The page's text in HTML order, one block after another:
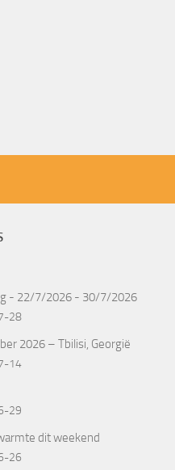
- 22/7/2026 - 30/7/2026
28
2026 – Tbilisi, Georgië
14
29
dit weekend
26